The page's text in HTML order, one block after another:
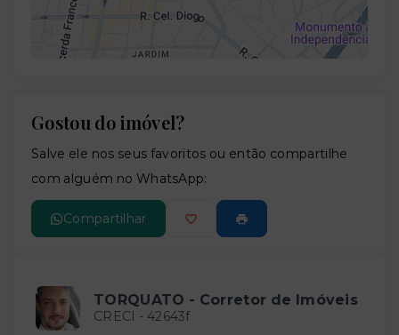
Gostou do imóvel?
Salve ele nos seus favoritos ou então compartilhe
com alguém no WhatsApp:
Compartilhar
TORQUATO - Corretor de Imóveis
CRECI - 42643f